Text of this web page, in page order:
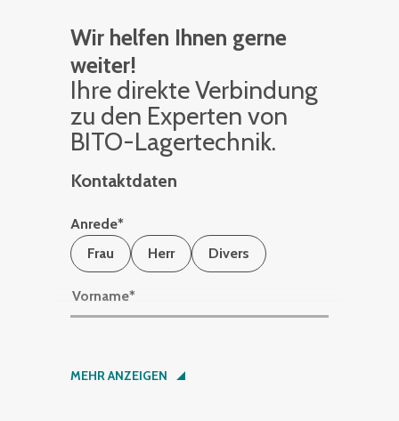
Wir helfen Ihnen gerne
weiter!
Ihre di­rek­te Ver­bin­dung
zu den Ex­per­ten von
BITO-La­ger­tech­nik.
Kontaktdaten
Anrede*
Frau
Herr Divers
Vorname*
Nachname*
MEHR ANZEIGEN